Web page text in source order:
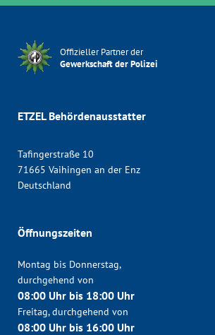
Offizieller Partner der
Gewerkschaft der Polizei
ETZEL Behördenausstatter
Tafingerstraße 10
71665 Vaihingen an der Enz
Deutschland
Öffnungszeiten
Montag bis Donnerstag,
durchgehend von
08:00 Uhr bis 18:00 Uhr
Freitag, durchgehend von
08:00 Uhr bis 16:00 Uhr